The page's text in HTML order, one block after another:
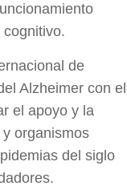
de
Alzheimer con el
el apoyo y la
organismos
del siglo